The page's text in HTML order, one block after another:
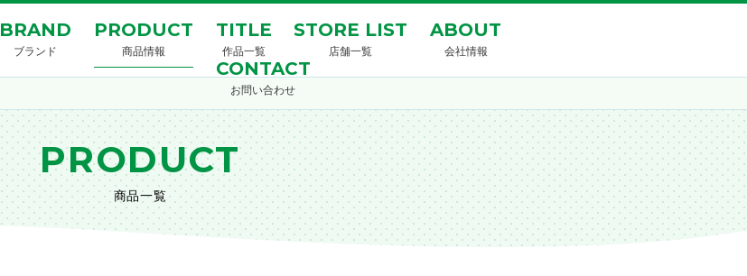
BRAND
ブランド
PRODUCT
商品情報
TITLE
作品一覧
STORE LIST
店舗一覧
ABOUT
会社情報
CONTACT
お問い合わせ
PRODUCT
商品一覧